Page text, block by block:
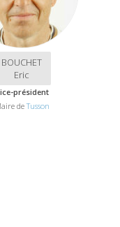
BOUCHET
Eric
président
deTusson